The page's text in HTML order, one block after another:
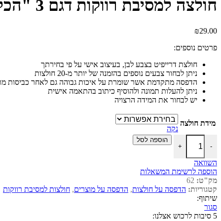
חולצה למסיבת רווקות דגם 3 "הכלה"
₪29.00
פרטים נוספים:
חולצת דרייפיט בצבע לבן, בעיצוב אישי על פי בחירתך
ניתן לבחור צבעים נוספים בהזמנה של יותר מ-20 חולצות
הדפסה מתקדמת אשר שומרת על איכות גבוהה גם לאחר כביסות
ניתן להעלות תמונה ולהוסיף כיתוב בהתאמה אישית
יש לבחור את המידה הרצויה
מידת חולצה
נקה
-
כמות של חולצה למסיבת רווקות דגם 3 "הכלה"
+
הוספה לסל
השוואה
הוספה לרשימת המשאלות
מק"ט: 62
קטגוריות: הדפסה על חולצות, הדפסה על מוצרים, חולצות למסיבת רווקות
שיתוף:
סגור
5 סיבות לרכוש אצלנו: